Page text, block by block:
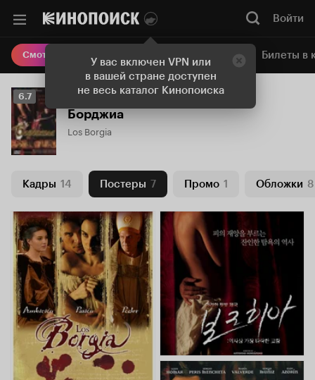
У вас включен VPN или
в вашей стране доступен
не весь каталог Кинопоиска
Войти
Смотреть кино Онлайн-кинотеатр Билеты в
Рейтинг
Кинопоиска
6.7
6.7
Борджиа
Los Borgia
Кадры 14 Постеры 7 Промо 1 Обложки 8